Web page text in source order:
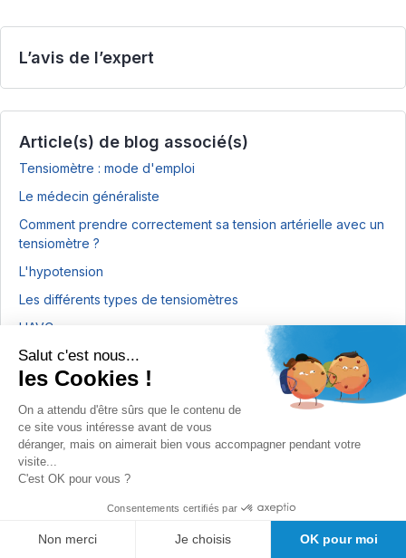
L’avis de l’expert
Article(s) de blog associé(s)
Tensiomètre : mode d'emploi
Le médecin généraliste
Comment prendre correctement sa tension artérielle avec un
tensiomètre ?
L'hypotension
Les différents types de tensiomètres
L'AVC
L'histoire du tensiomètre
Guide d'achat des brassards tensiomètre
Articles récents
Stéthoscope pour grossesse : comment écouter bébé ?
Salut c'est nous...
les Cookies !
On a attendu d'être sûrs que le contenu de
ce site vous intéresse avant de vous
déranger, mais on aimerait bien vous accompagner pendant votre
visite...
C'est OK pour vous ?
Consentements certifiés par
Non merci Je choisis OK pour moi